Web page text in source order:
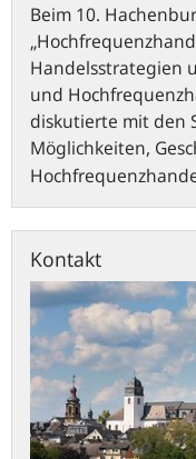
Beim 10.
Handelsstrategien
und
diskutierte mit den
Möglichkeiten,
Kontakt